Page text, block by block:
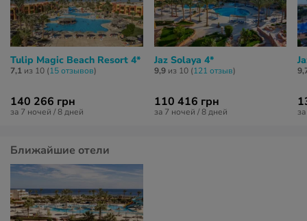
Tulip Magic Beach Resort 4*
7,1 из 10 (15 отзывов)
140 266 грн
за 7 ночей / 8 дней
Jaz Solaya 4*
9,9из 10 (121 отзыв)
110 416 грн
за 7 ночей / 8 дней
Ближайшие отели